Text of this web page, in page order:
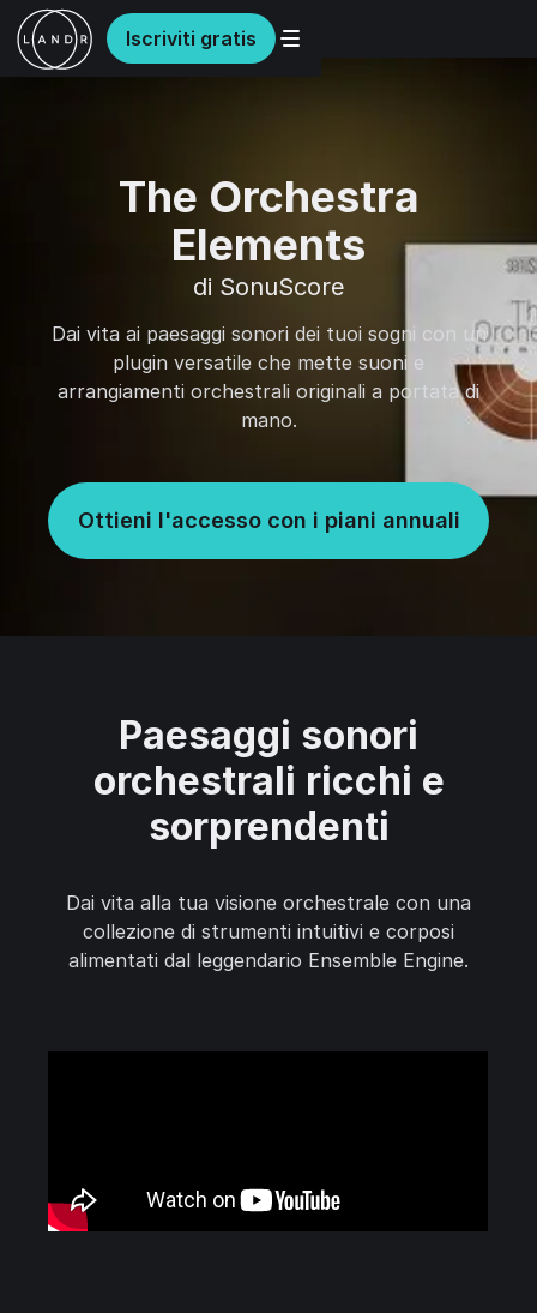
Iscriviti gratis
The Orchestra
Elements
di SonuScore
Dai vita ai paesaggi sonori dei tuoi sogni con un
plugin versatile che mette suoni e
arrangiamenti orchestrali originali a portata di
mano.
Ottieni l'accesso con i piani annuali
Paesaggi sonori
orchestrali ricchi e
sorprendenti
Dai vita alla tua visione orchestrale con una
collezione di strumenti intuitivi e corposi
alimentati dal leggendario Ensemble Engine.